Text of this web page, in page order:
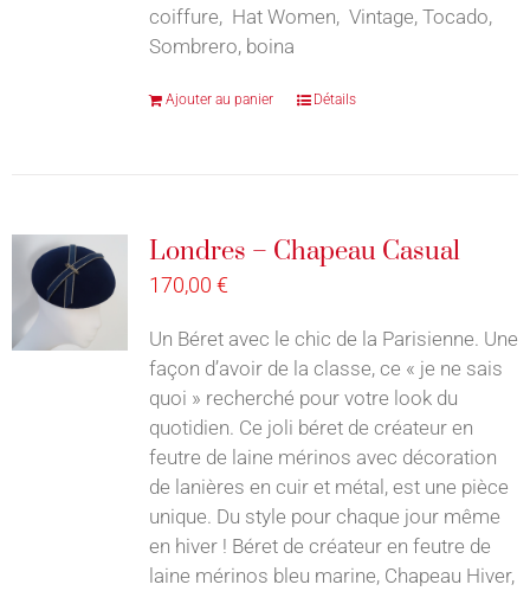
coiffure, Hat Women, Vintage, Tocado,
Sombrero, boina
Ajouter au panier Détails
Londres – Chapeau Casual
170,00 €
Un Béret avec le chic de la Parisienne. Une
façon d’avoir de la classe, ce « je ne sais
quoi » recherché pour votre look du
quotidien. Ce joli béret de créateur en
feutre de laine mérinos avec décoration
de lanières en cuir et métal, est une pièce
unique. Du style pour chaque jour même
en hiver ! Béret de créateur en feutre de
laine mérinos bleu marine, Chapeau Hiver,